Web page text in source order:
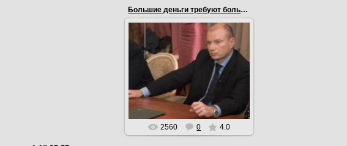
Большие деньги требуют большой культуры.
07.02.2012
Большие деньги требуют
большой культуры. (Владимир
EmiL
2560 0 4.0